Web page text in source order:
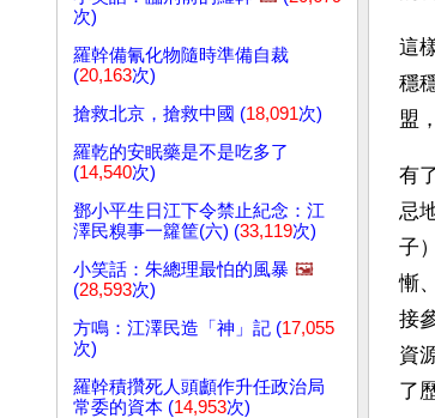
次)
羅幹備氰化物隨時準備自裁
(20,163次)
搶救北京，搶救中國 (18,091次)
羅乾的安眠藥是不是吃多了
(14,540次)
鄧小平生日江下令禁止紀念：江
澤民糗事一籮筐(六) (33,119次)
小笑話：朱總理最怕的風暴 🖼️
(28,593次)
方鳴：江澤民造「神」記 (17,055
次)
羅幹積攢死人頭顱作升任政治局
常委的資本 (14,953次)
這
穩
盟
有
忌
子
慚
接
資
了